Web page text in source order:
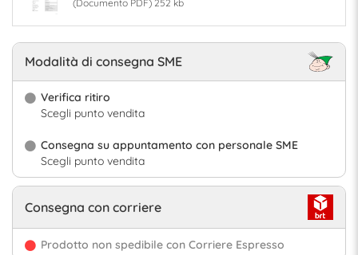
(Documento PDF) 252 kb
Modalità di consegna SME
Verifica ritiro
Scegli punto vendita
Consegna su appuntamento con personale SME
Scegli punto vendita
Consegna con corriere
Prodotto non spedibile con Corriere Espresso